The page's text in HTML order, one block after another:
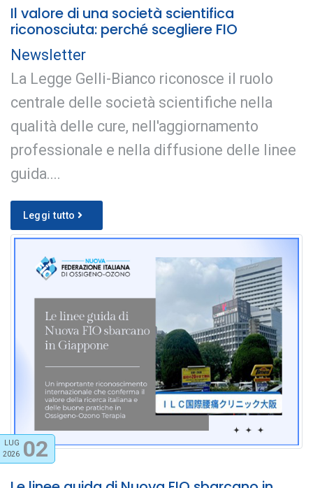
Il valore di una società scientifica
riconosciuta: perché scegliere FIO
Newsletter
La Legge Gelli-Bianco riconosce il ruolo
centrale delle società scientifiche nella
qualità delle cure, nell'aggiornamento
professionale e nella diffusione delle linee
guida....
Leggi tutto
LUG
2026 02